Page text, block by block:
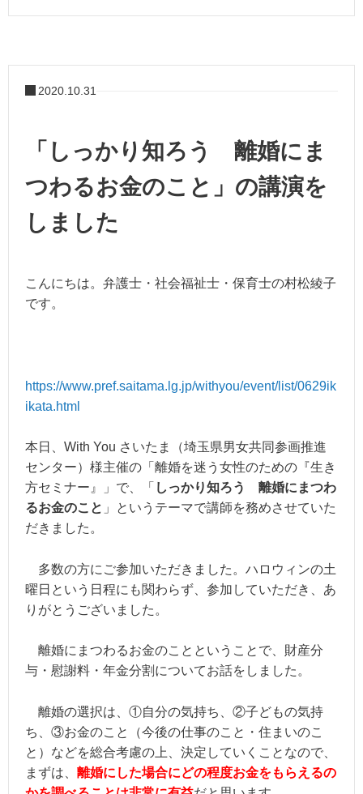
2020.10.31
「しっかり知ろう 離婚にま
つわるお金のこと」の講演を
しました
こんにちは。弁護士・社会福祉士・保育士の村松綾子
です。
https://www.pref.saitama.lg.jp/withyou/event/list/0629ik
ikata.html
本日、With You さいたま（埼玉県男女共同参画推進
センター）様主催の「離婚を迷う女性のための『生き
方セミナー』」で、「 しっかり知ろう 離婚にまつわ
るお金のこと 」というテーマで講師を務めさせていた
だきました。
多数の方にご参加いただきました。ハロウィンの土
曜日という日程にも関わらず、参加 していただき、あ
りがとうございました。
離婚にまつわるお金のことということで、財産分
与・慰謝料・年金分割についてお話をしました。
離婚の選択は、①自分の気持ち、②子どもの気持
ち、③お金のこと（今後の仕事のこと・住まいのこ
と）などを総合考慮の上、決定していくことなので、
まずは、 離婚にした場合にどの程度お金をもらえるの